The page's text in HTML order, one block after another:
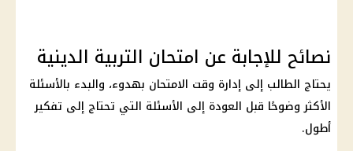
نصائح للإجابة عن امتحان التربية الدينية
يحتاج الطالب إلى إدارة وقت الامتحان بهدوء، والبدء بالأسئلة
الأكثر وضوحًا قبل العودة إلى الأسئلة التي تحتاج إلى تفكير
أطول.